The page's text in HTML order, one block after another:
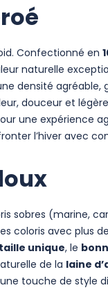
Confectionné en
naturelle
densité agréable,
douceur et
une expérience
l’hiver avec
sobres (marine,
coloris avec plus
taille unique, le
de la laine
touche de style